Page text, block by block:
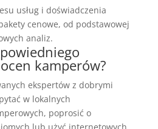
usług i doświadczenia
cenowe, od podstawowej
analiz.
kamperów?
ekspertów z dobrymi
w lokalnych
poprosić o